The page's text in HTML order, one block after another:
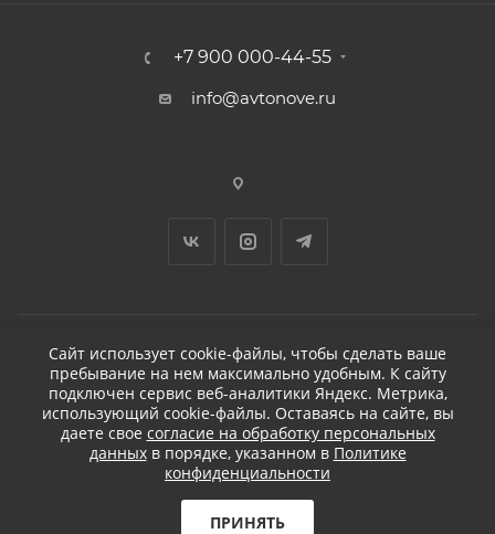
Бесплатная доставка
+7 900 000-44-55
info@avtonove.ru
2026 © ДЕТЕЙЛИНГ-МАРКЕТ АВТОНОВЬЕ
Сайт использует cookie-файлы, чтобы сделать ваше
пребывание на нем максимально удобным. К cайту
подключен сервис веб-аналитики Яндекс. Метрика,
использующий cookie-файлы. Оставаясь на сайте, вы
даете свое согласие на обработку персональных
данныхв порядке, указанном в Политике
конфиденциальности
ПРИНЯТЬ